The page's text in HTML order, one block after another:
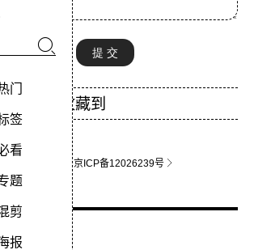
门
签
看
题
剪
报
京ICP备12026239号